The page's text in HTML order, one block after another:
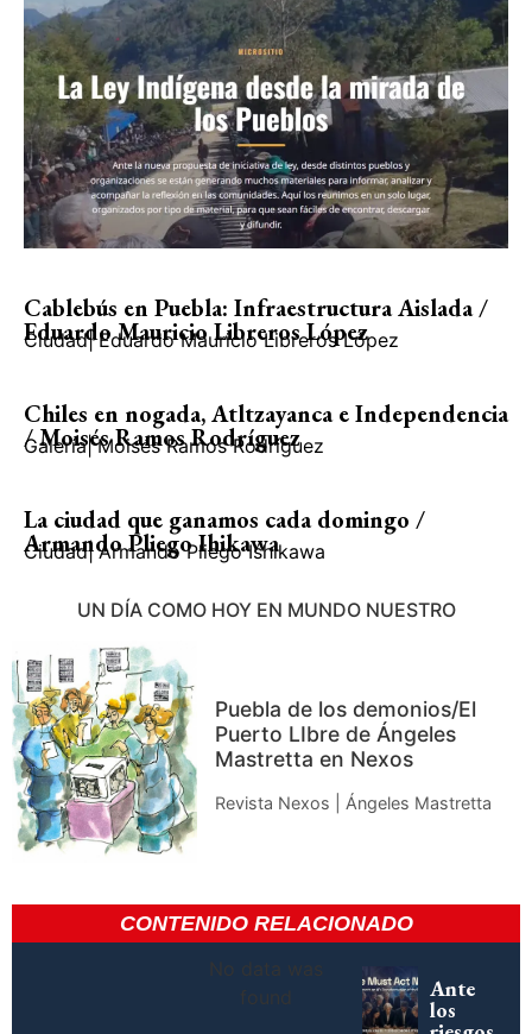
Cablebús en Puebla: Infraestructura Aislada /
Eduardo Mauricio Libreros López
Ciudad| Eduardo Mauricio Libreros López
Chiles en nogada, Atltzayanca e Independencia
/ Moisés Ramos Rodríguez
Galería| Moisés Ramos Rodríguez
La ciudad que ganamos cada domingo /
Armando Pliego Ihikawa
Ciudad| Armando Pliego Ishikawa
UN DÍA COMO HOY EN MUNDO NUESTRO
Puebla de los demonios/El
Puerto LIbre de Ángeles
Mastretta en Nexos
Revista Nexos | Ángeles Mastretta
CONTENIDO RELACIONADO
No data was
found
Ante
los